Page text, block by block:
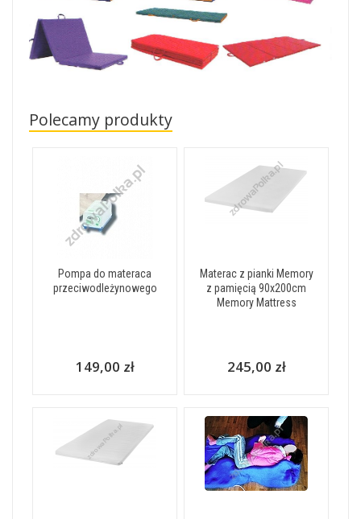
Polecamy produkty
Pompa do materaca
przeciwodleżynowego
149,00 zł
Materac z pianki Memory
z pamięcią 90x200cm
Memory Mattress
245,00 zł